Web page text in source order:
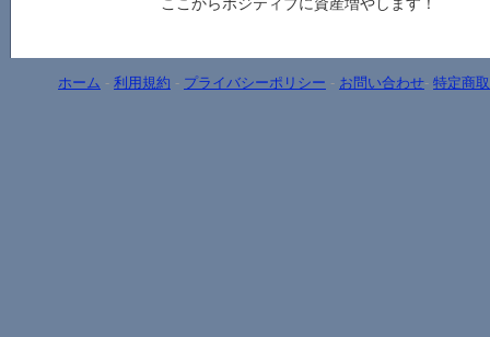
ここからポジティブに資産増やします！
ホーム - 利用規約 - プライバシーポリシー - お問い合わせ- 特定商